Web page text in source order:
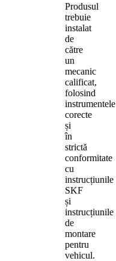
Produsul
trebuie
instalat
de
către
un
mecanic
calificat,
folosind
instrumentele
corecte
și
în
strictă
conformitate
cu
instrucțiunile
SKF
și
instrucțiunile
de
montare
pentru
vehicul.